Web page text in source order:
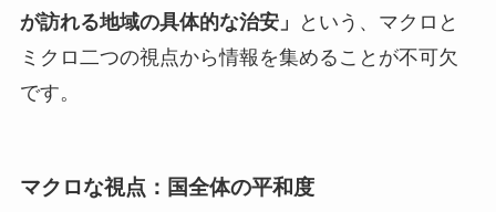
が訪れる地域の具体的な治安」
という、マクロと
ミクロ二つの視点から情報を集めることが不可欠
です。
マクロな視点：国全体の平和度